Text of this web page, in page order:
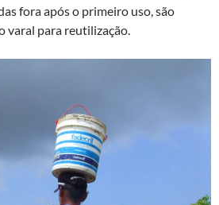
fora após o primeiro uso, são
varal para reutilização.